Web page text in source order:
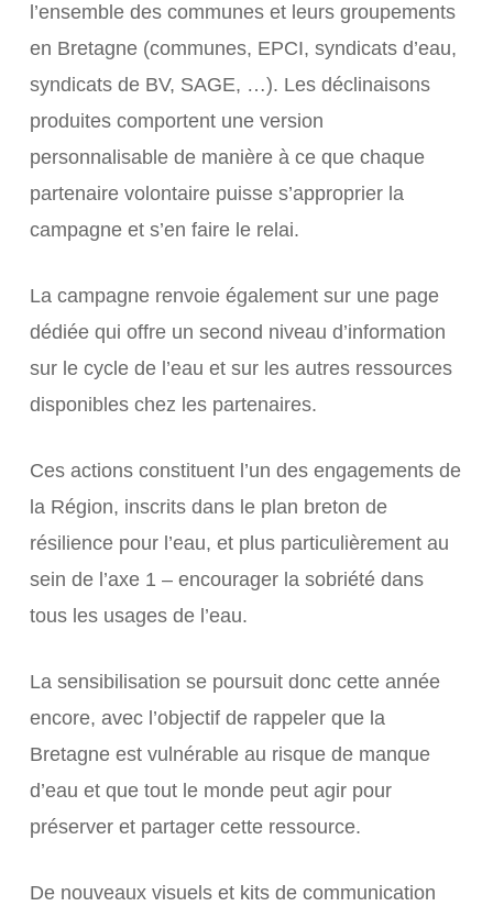
l’ensemble des communes et leurs groupements
en Bretagne (communes, EPCI, syndicats d’eau,
syndicats de BV, SAGE, …). Les déclinaisons
produites comportent une version
personnalisable de manière à ce que chaque
partenaire volontaire puisse s’approprier la
campagne et s’en faire le relai.
La campagne renvoie également sur une page
dédiée qui offre un second niveau d’information
sur le cycle de l’eau et sur les autres ressources
disponibles chez les partenaires.
Ces actions constituent l’un des engagements de
la Région, inscrits dans le plan breton de
résilience pour l’eau, et plus particulièrement au
sein de l’axe 1 – encourager la sobriété dans
tous les usages de l’eau.
La sensibilisation se poursuit donc cette année
encore, avec l’objectif de rappeler que la
Bretagne est vulnérable au risque de manque
d’eau et que tout le monde peut agir pour
préserver et partager cette ressource.
De nouveaux visuels et kits de communication